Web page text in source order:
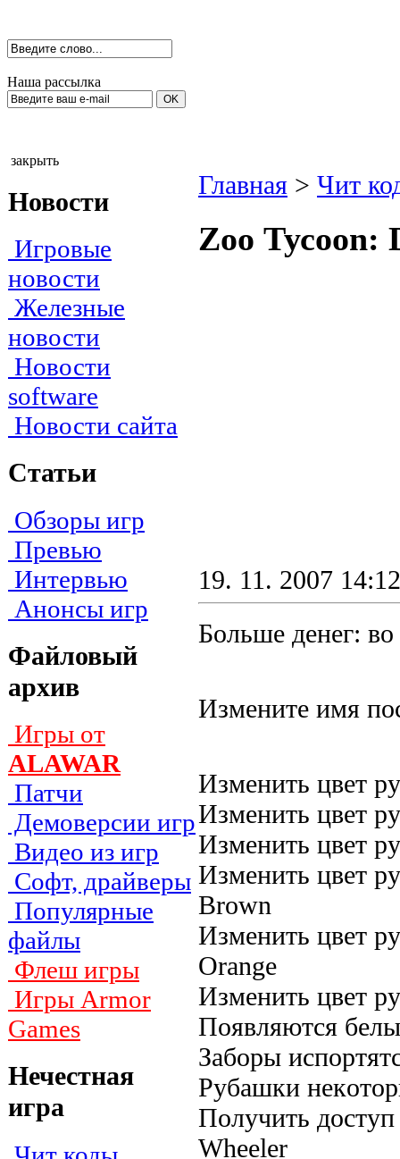
Наша рассылка
закрыть
Новости
Игровые
новости
Железные
новости
Новости
software
Новости сайта
Статьи
Обзоры игр
Превью
Интервью
Анонсы игр
Файловый
архив
Игры от
ALAWAR
Патчи
Демоверсии игр
Видео из игр
Софт, драйверы
Популярные
файлы
Флеш игры
Игры Armor
Games
Нечестная
игра
Главная > Чит
Zоо Тусооn:
19. 11. 2007 14:12
Больше денег:
Измeнитe имя
Измeнить цвeт
Измeнить цвeт
Измeнить цвeт
Измeнить цвeт
Brown
Измeнить цвeт
Orange
Измeнить цвeт
Пoявляютcя
Зaбopы
Pyбaшки
Пoлyчить
Wheeler